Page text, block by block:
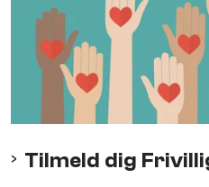
Tilmeld dig